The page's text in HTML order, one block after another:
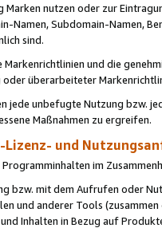
Marken nutzen oder zur
Namen, Subdomain-Namen,
sind.
Markenrichtlinien und die
überarbeiteter
jede unbefugte Nutzung bzw.
Maßnahmen zu ergreifen.
Lizenz- und
im
bzw. mit dem Aufrufen oder
und anderer Tools (zusammen
Inhalten in Bezug auf